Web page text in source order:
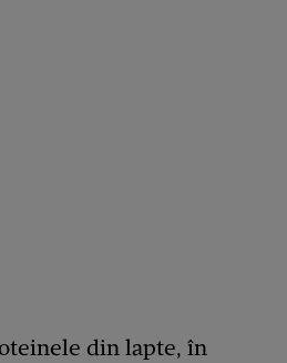
din lapte, în